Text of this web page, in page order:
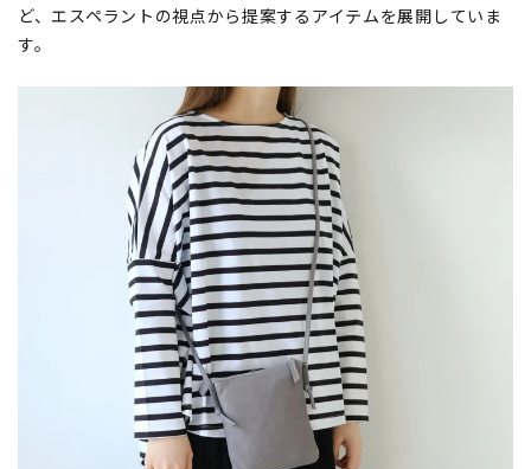
ど、エスペラントの視点から提案するアイテムを展開していま
す。